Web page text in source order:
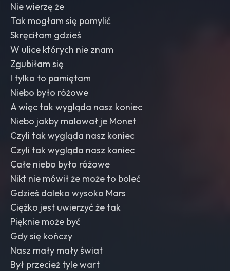
Nie wierzę że
Tak mogłam się pomylić
Skręciłam gdzieś
W ulice których nie znam
Zgubiłam się
I tylko to pamiętam
Niebo było różowe
A więc tak wygląda nasz koniec
Niebo jakby malował je Monet
Czyli tak wygląda nasz koniec
Czyli tak wygląda nasz koniec
Całe niebo było różowe
Nikt nie mówił że może to boleć
Gdzieś daleko wysoko Mars
Ciężko jest uwierzyć że tak
Pięknie może być
Gdy się kończy
Nasz mały mały świat
Był przecież tyle wart